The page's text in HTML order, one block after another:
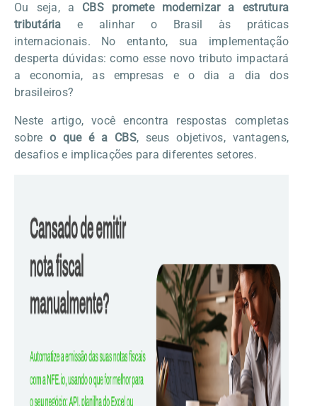
Ou seja, a CBS promete modernizar a estrutura
tributária e alinhar o Brasil às práticas
internacionais. No entanto, sua implementação
desperta dúvidas: como esse novo tributo impactará
a economia, as empresas e o dia a dia dos
brasileiros?
Neste artigo, você encontra respostas completas
sobre o que é a CBS, seus objetivos, vantagens,
desafios e implicações para diferentes setores.